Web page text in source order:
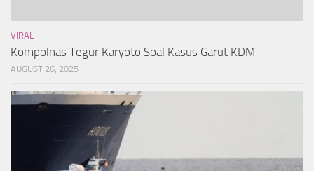
VIRAL
Kompolnas Tegur Karyoto Soal Kasus Garut KDM
AUGUST 26, 2025